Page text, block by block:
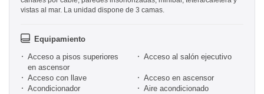
vistas al mar. La unidad dispone de 3 camas.
Equipamiento
Acceso a pisos superiores
en ascensor
Acceso al salón ejecutivo
Acceso con llave
Acceso en ascensor
Acondicionador
Aire acondicionado